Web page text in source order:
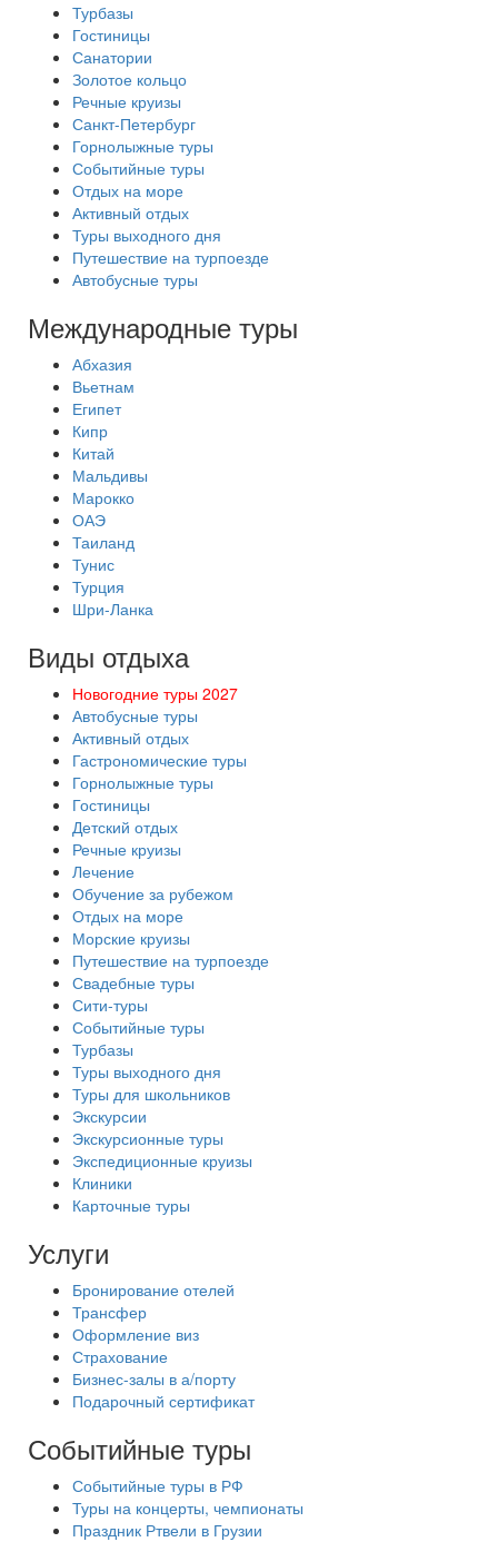
Турбазы
Гостиницы
Санатории
Золотое кольцо
Речные круизы
Санкт-Петербург
Горнолыжные туры
Событийные туры
Отдых на море
Активный отдых
Туры выходного дня
Путешествие на турпоезде
Автобусные туры
Международные туры
Абхазия
Вьетнам
Египет
Кипр
Китай
Мальдивы
Марокко
ОАЭ
Таиланд
Тунис
Турция
Шри-Ланка
Виды отдыха
Новогодние туры 2027
Автобусные туры
Активный отдых
Гастрономические туры
Горнолыжные туры
Гостиницы
Детский отдых
Речные круизы
Лечение
Обучение за рубежом
Отдых на море
Морские круизы
Путешествие на турпоезде
Свадебные туры
Сити-туры
Событийные туры
Турбазы
Туры выходного дня
Туры для школьников
Экскурсии
Экскурсионные туры
Экспедиционные круизы
Клиники
Карточные туры
Услуги
Бронирование отелей
Трансфер
Оформление виз
Страхование
Бизнес-залы в а/порту
Подарочный сертификат
Событийные туры
Событийные туры в РФ
Туры на концерты, чемпионаты
Праздник Ртвели в Грузии